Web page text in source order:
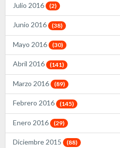
Julio 2016 (2)
Junio 2016 (38)
Mayo 2016 (30)
Abril 2016 (141)
Marzo 2016 (89)
Febrero 2016 (145)
Enero 2016 (29)
Diciembre 2015 (88)